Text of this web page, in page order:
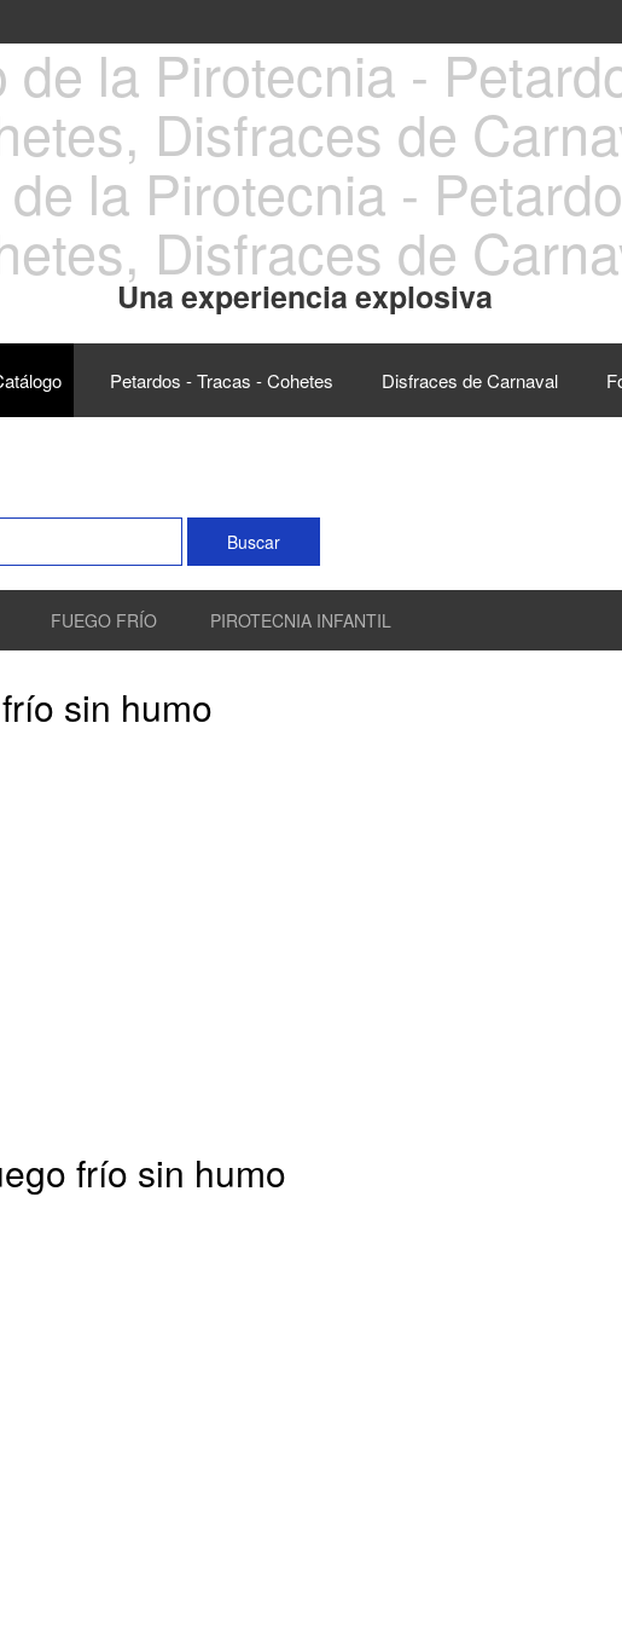
la Pirotecnia -
Disfraces de
Una experiencia explosiva
Petardos - Tracas - Cohetes Disfraces de Carnaval
FUEGO FRÍO PIROTECNIA INFANTIL
sin humo
frío sin humo